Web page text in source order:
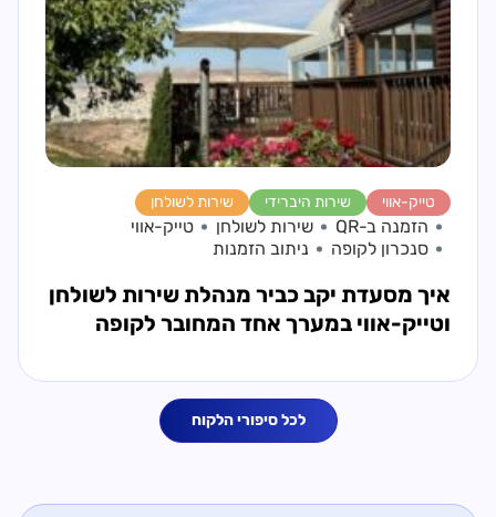
טייק-אווי שירות היברידי שירות לשולחן
הזמנה ב-QR שירות לשולחן
טייק-אווי
סנכרון לקופה
ניתוב הזמנות
איך מסעדת יקב כביר מנהלת שירות לשולחן
וטייק-אווי במערך אחד המחובר לקופה
לכל סיפורי הלקוח